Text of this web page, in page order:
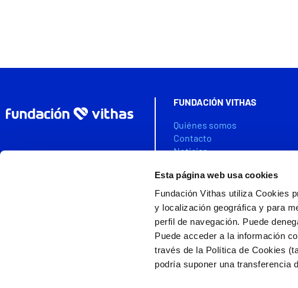
Esta página web usa cookies
Fundación Vithas utiliza Cookies
y localización geográfica y para
perfil de navegación. Puede
Puede acceder a la información
través de la Política de Cookies
podría suponer una transferencia
FUNDACIÓN VITHAS
Quiénes somos
Contacto
Noticias
Colabora
VITHAS DATA SPACE
Ayudas cofinanciadas por